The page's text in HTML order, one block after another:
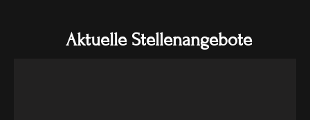
Aktuelle Stellenangebote